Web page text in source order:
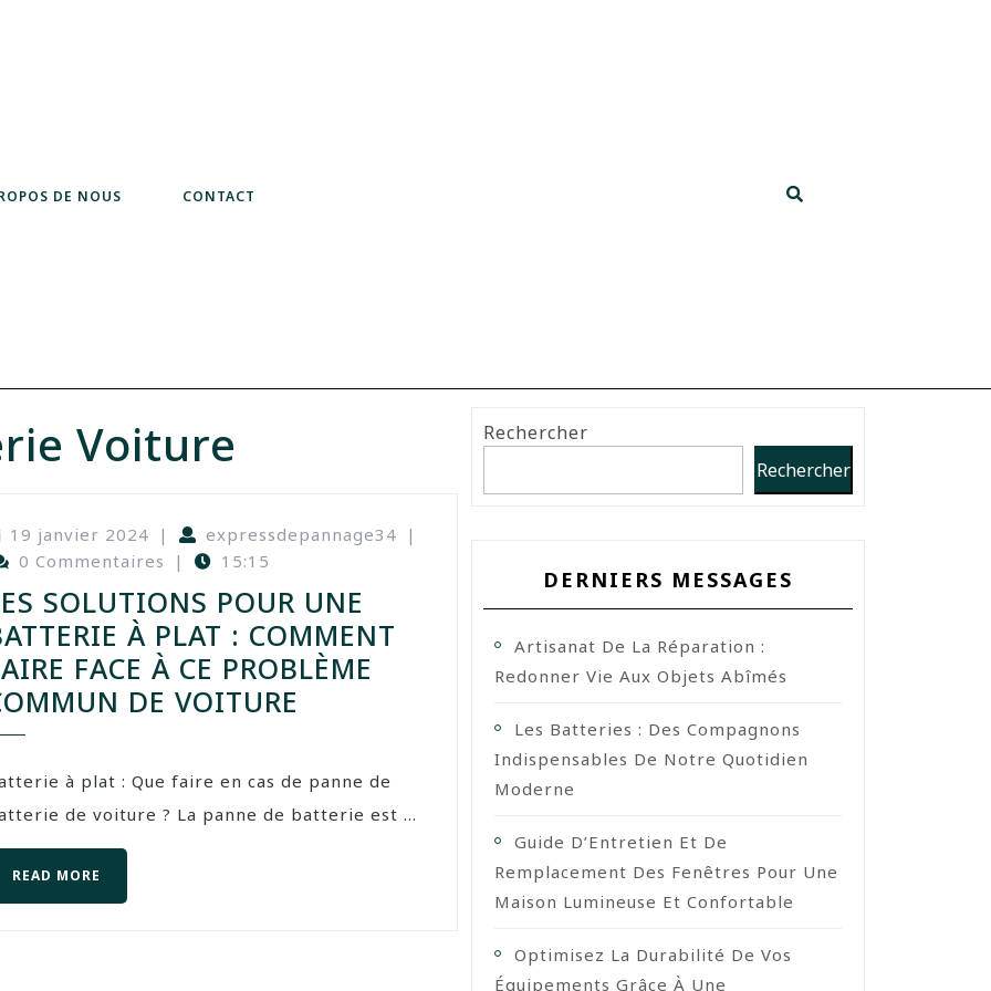
DE NOUS CONTACT
Voiture
19 janvier 2024 | expressdepannage34 |
0 Commentaires
| 15:15
SOLUTIONS POUR UNE
À PLAT : COMMENT
FACE À CE PROBLÈME
DE VOITURE
à plat : Que faire en cas de panne de
de voiture ? La panne de batterie est ...
READ MORE
Rechercher
Rechercher
DERNIERS MESSAGES
Artisanat De La Réparation :
Redonner Vie Aux Objets Abîmés
Les Batteries : Des Compagnons
Indispensables De Notre Quotidien
Moderne
Guide D’Entretien Et De
Remplacement Des Fenêtres Pour Une
Maison Lumineuse Et Confortable
Optimisez La Durabilité De Vos
Équipements Grâce À Une